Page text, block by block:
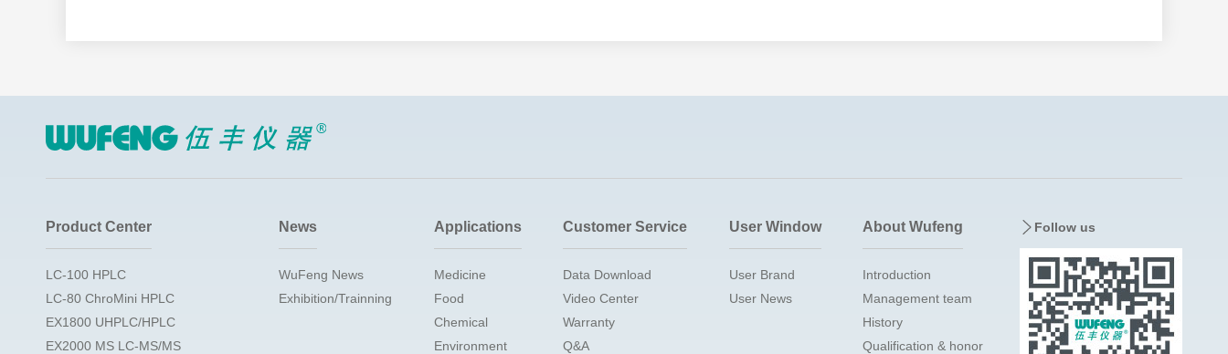
Product Center
LC-100 HPLC
LC-80 ChroMini HPLC
EX1800 UHPLC/HPLC
EX2000 MS LC-MS/MS
News
WuFeng News
Exhibition/Trainning
Applications
Medicine
Food
Chemical
Environment
Customer Service
Data Download
Video Center
Warranty
Q&A
User Window
User Brand
User News
About Wufeng
Introduction
Management team
History
Qualification & honor
Follow us